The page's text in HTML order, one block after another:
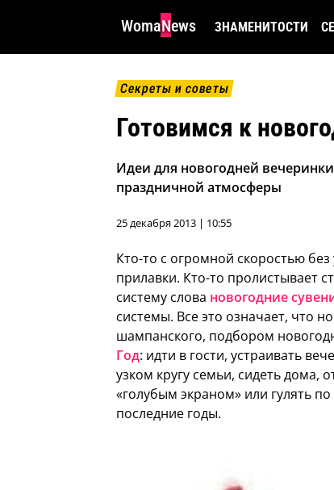
WomaNews ЗНАМЕНИТОСТИ
Секреты и советы
Готовимся к
Идеи для новогодней
праздничной атмосферы
25 декабря 2013 | 10:55
Кто-то с огромной скоростью
прилавки. Кто-то пролистывает
систему слова новогодние
системы. Все это означает, что
шампанского, подбором
Год: идти в гости, устраивать
узком кругу семьи, сидеть дома,
«голубым экраном» или гулять
последние годы.